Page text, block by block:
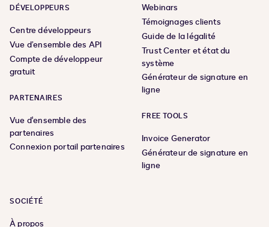
DÉVELOPPEURS
Centre développeurs
Vue d’ensemble des API
Compte de développeur
gratuit
PARTENAIRES
Vue d'ensemble des
partenaires
Connexion portail partenaires
Webinars
Témoignages clients
Guide de la légalité
Trust Center et état du
système
Générateur de signature en
ligne
FREE TOOLS
Invoice Generator
Générateur de signature en
ligne
SOCIÉTÉ
À propos